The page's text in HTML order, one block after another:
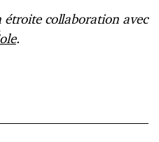
étroite collaboration avec
.